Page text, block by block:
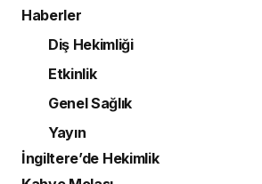
Haberler
Diş Hekimliği
Etkinlik
Genel Sağlık
Yayın
İngiltere’de Hekimlik